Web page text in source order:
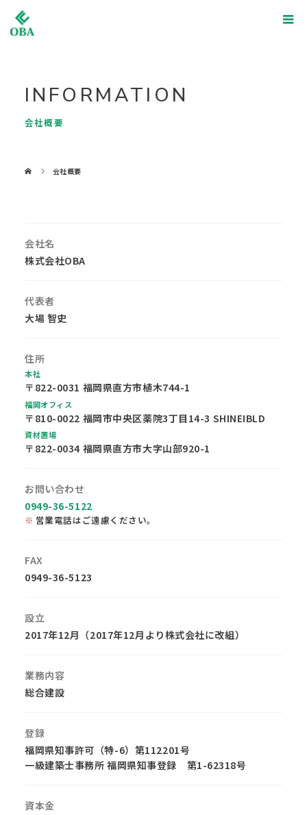
INFORMATION
会社概要
会社概要
会社名
株式会社OBA
代表者
大場 智史
住所
本社
〒822-0031 福岡県直方市植木744-1
福岡オフィス
〒810-0022 福岡市中央区薬院3丁目14-3 SHINEIBLD
資材置場
〒822-0034 福岡県直方市大字山部920-1
お問い合わせ
0949-36-5122
営業電話はご遠慮ください。
FAX
0949-36-5123
設立
2017年12月（2017年12月より株式会社に改組）
業務内容
総合建設
登録
福岡県知事許可（特-6）第112201号
一級建築士事務所 福岡県知事登録 第1-62318号
資本金